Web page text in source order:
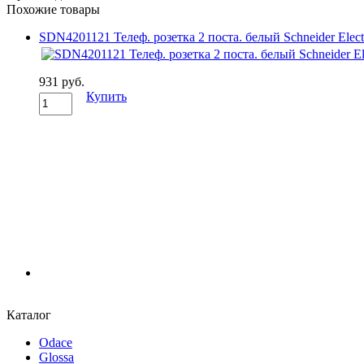
Похожие товары
SDN4201121 Телеф. розетка 2 поста. белый Schneider
931 руб.
Купить
Каталог
Odace
Glossa